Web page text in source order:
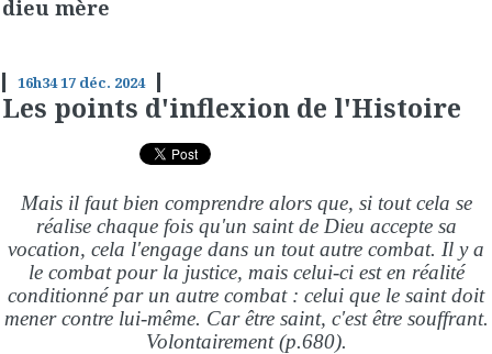
dieu mère
16h3417 déc. 2024
Les points d'inflexion de l'Histoire
Mais il faut bien comprendre alors que, si tout cela se
réalise chaque fois qu'un saint de Dieu accepte sa
vocation, cela l'engage dans un tout autre combat. Il y a
le combat pour la justice, mais celui-ci est en réalité
conditionné par un autre combat : celui que le saint doit
mener contre lui-même. Car être saint, c'est être souffrant.
Volontairement (p.680).